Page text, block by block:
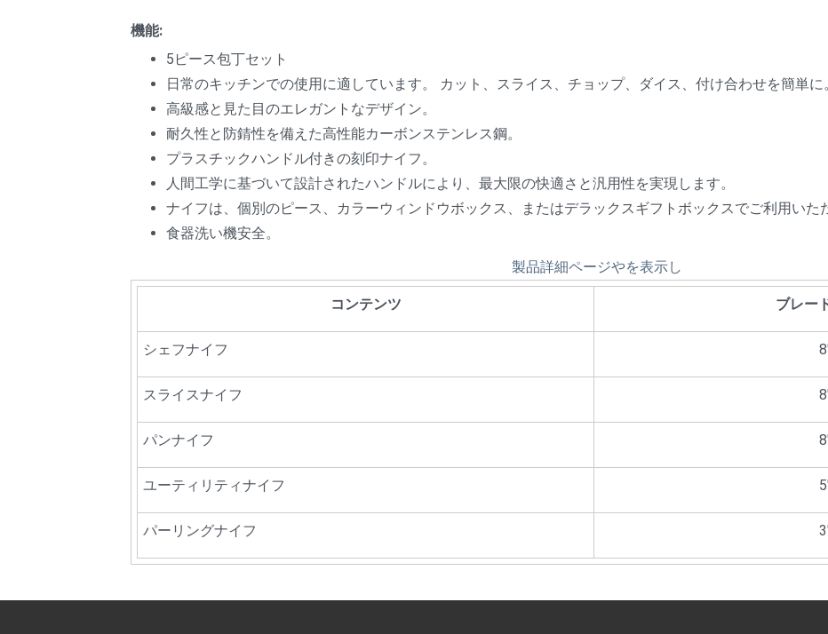
機能:
5ピース包丁セット
日常のキッチンでの使用に適しています。 カット、スライス、チョップ、ダイス、付け合わせを簡単に
高級感と見た目のエレガントなデザイン。
耐久性と防錆性を備えた高性能カーボンステンレス鋼。
プラスチックハンドル付きの刻印ナイフ。
人間工学に基づいて設計されたハンドルにより、最大限の快適さと汎用性を実現します。
ナイフは、個別のピース、カラーウィンドウボックス、またはデラックスギフトボックスでご利用いた
食器洗い機安全。
製品詳細ページやを表示し
コンテンツ ブレー
シェフナイフ
スライスナイフ
パンナイフ
ユーティリティナイフ
パーリングナイフ